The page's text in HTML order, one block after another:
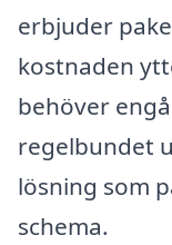
erbjuder
kostnaden
behöver
regelbundet
lösning som
schema.